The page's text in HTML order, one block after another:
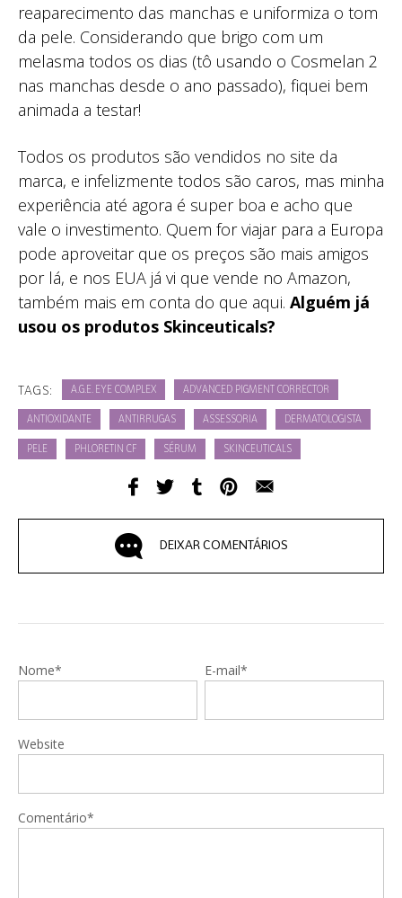
reaparecimento das manchas e uniformiza o tom
da pele. Considerando que brigo com um
melasma todos os dias (tô usando o Cosmelan 2
nas manchas desde o ano passado), fiquei bem
animada a testar!
Todos os produtos são vendidos no site da
marca, e infelizmente todos são caros, mas minha
experiência até agora é super boa e acho que
vale o investimento. Quem for viajar para a Europa
pode aproveitar que os preços são mais amigos
por lá, e nos EUA já vi que vende no Amazon,
também mais em conta do que aqui. Alguém já
usou os produtos Skinceuticals?
TAGS: A.G.E. EYE COMPLEX ADVANCED PIGMENT CORRECTOR
ANTIOXIDANTE ANTIRRUGAS ASSESSORIA DERMATOLOGISTA
PELE PHLORETIN CF SÉRUM SKINCEUTICALS
DEIXAR COMENTÁRIOS
Nome* E-mail*
Website
Comentário*